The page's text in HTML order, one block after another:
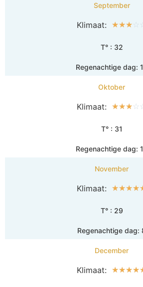
September
Klimaat: ☆☆☆
T° : 32
Regenachtige dag:
Oktober
Klimaat: ☆☆☆☆
T° : 31
Regenachtige dag:
November
Klimaat: ☆☆☆☆
T° : 29
Regenachtige dag:
December
Klimaat: ☆☆☆☆